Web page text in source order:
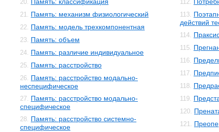
20.
21. Память: механизм физиологический
22. Память: модель трехкомпонентная
23. Память: объем
24. Память: различие индивидуальное
25. Память: расстройство
26. Память: расстройство модально-
неспецифическое
27. Память: расстройство модально-
специфическое
28. Память: расстройство системно-
специфическое
112.
113.
действий
114.
115.
116.
117.
118.
119.
120.
121.